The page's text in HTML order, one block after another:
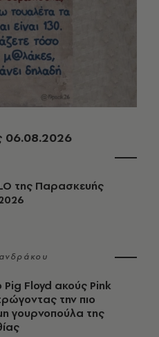
06.08.2026
της Παρασκευής
Pig Floyd ακούς Pink
την πιο
γουρνοπούλα της